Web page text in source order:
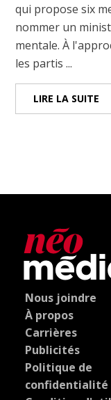
qui propose six
nommer un
mentale. À
les partis ...
LIRE LA SUITE
Nous joindre
À propos
Carrières
Publicités
Politique de
confidentialité